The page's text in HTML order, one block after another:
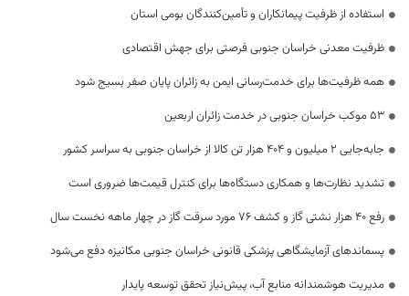
استفاده از ظرفیت پیمانکاران و تأمین‌کنندگان بومی استان
ظرفیت معدنی خراسان جنوبی فرصتی برای جهش اقتصادی
همه ظرفیت‌ها برای خدمت‌رسانی ایمن به زائران پایان صفر بسیج شود
53 موکب خراسان جنوبی در خدمت زائران اربعین
جابه‌جایی 2 میلیون و 404 هزار تن کالا از خراسان جنوبی به سراسر کشور
تشدید نظارت‌ها و همکاری دستگاه‌ها برای کنترل قیمت‌ها ضروری است
رفع 40 هزار نشتی گاز و کشف 76 مورد سرقت گاز در چهار ماهه نخست سال
پسماندهای آزمایشگاهی پزشکی قانونی خراسان جنوبی مکانیزه دفع می‌شود
مدیریت هوشمندانه منابع آب، پیش‌نیاز تحقق توسعه پایدار